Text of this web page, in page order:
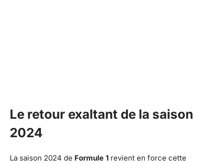
Le retour exaltant de la saison
2024
La saison 2024 de Formule 1 revient en force cette